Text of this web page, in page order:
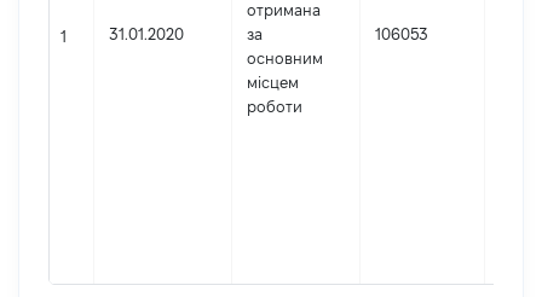
1 31.01.2020
отримана
за
основним
місцем
роботи
106053